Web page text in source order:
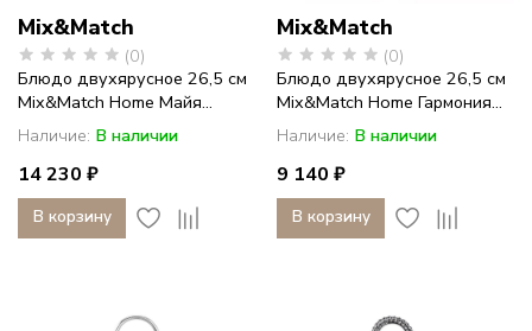
Mix&Match
(0)
Блюдо двухярусное 26,5 см
Mix&Match Home Майя...
Наличие: В наличии
14 230 ₽
В корзину
Mix&Match
(0)
Блюдо двухярусное 26,5 см
Mix&Match Home Гармония...
Наличие: В наличии
9 140 ₽
В корзину